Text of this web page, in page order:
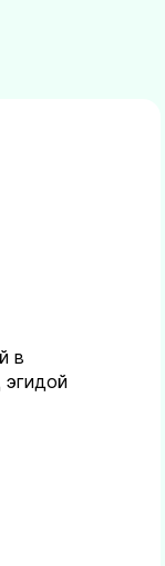
в
эгидой